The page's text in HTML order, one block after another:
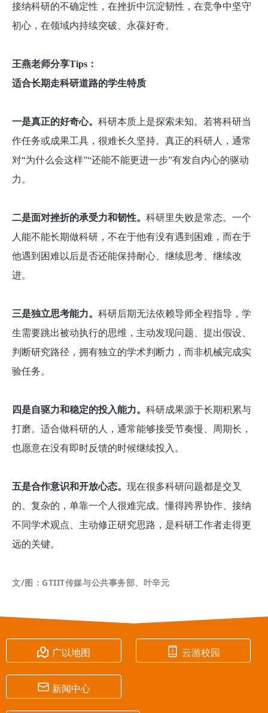
接纳科研的不确定性，在挫折中沉淀韧性，在竞争中坚守
初心，在领域内持续突破、永葆好奇。
王燕老师分享Tips：
适合长期走科研道路的学生特质
一是真正的好奇心。 科研本质上是探索未知。若将科研当
作任务或成果工具，很难长久坚持。真正的科研人，通常
对“为什么会这样”“还能不能更进一步”有发自内心的驱动
力。
二是面对挫折的承受力和韧性。 科研里失败是常态。一个
人能不能长期做科研，不在于他有没有遇到困难，而在于
他遇到困难以后是否还能保持耐心、继续思考、继续改
进。
三是独立思考能力。 科研后期无法依赖导师全程指导，学
生需要跳出被动执行的思维，主动发现问题、提出假设、
判断研究路径，拥有独立的学术判断力，而非机械完成实
验任务。
四是自驱力和稳定的投入能力。 科研成果源于长期积累与
打磨。适合做科研的人，通常能够接受节奏慢、周期长，
也愿意在没有即时反馈的时候继续投入。
五是合作意识和开放心态。 现在很多科研问题都是交叉
的、复杂的，单靠一个人很难完成。懂得跨界协作、接纳
不同学术观点、主动修正研究思路，是科研工作者走得更
远的关键。
文/图：GTIIT传媒与公共事务部、叶辛元
 广以地图  云游校园
 新闻中心